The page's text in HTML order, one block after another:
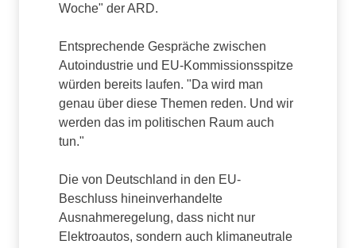
Woche" der ARD.
Entsprechende Gespräche zwischen
Autoindustrie und EU-Kommissionsspitze
würden bereits laufen. "Da wird man
genau über diese Themen reden. Und wir
werden das im politischen Raum auch
tun."
Die von Deutschland in den EU-
Beschluss hineinverhandelte
Ausnahmeregelung, dass nicht nur
Elektroautos, sondern auch klimaneutrale